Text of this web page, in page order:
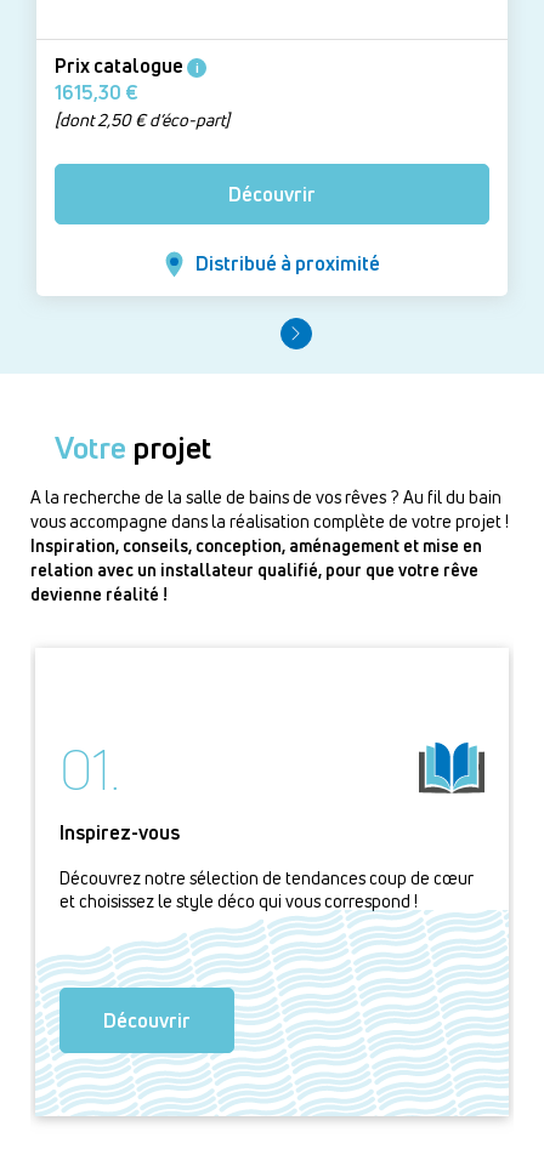
Prix catalogue i
1615,30 €
[dont 2,50 € d’éco-part]
Découvrir
Distribué à proximité
Votre projet
A la recherche de la salle de bains de vos rêves ? Au fil du bain
vous accompagne dans la réalisation complète de votre projet !
Inspiration, conseils, conception, aménagement et mise en
relation avec un installateur qualifié, pour que votre rêve
devienne réalité !
01.
Inspirez-vous
Découvrez notre sélection de tendances coup de cœur
et choisissez le style déco qui vous correspond !
Découvrir